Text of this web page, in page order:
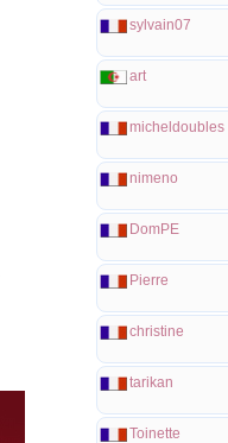
sylvain07
art
micheldoubles
nimeno
DomPE
Pierre
christine
tarikan
Toinette